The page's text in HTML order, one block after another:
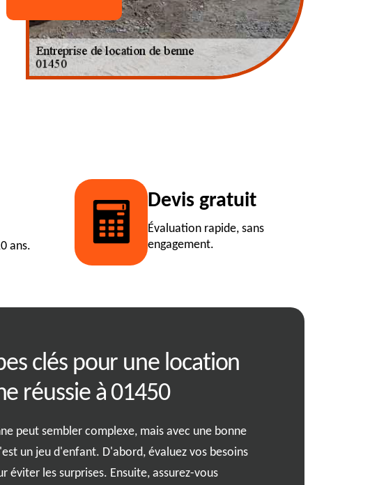
ans.
Devis gratuit
Évaluation rapide, sans
engagement.
clés pour une location
réussie à 01450
peut sembler complexe, mais avec une bonne
un jeu d'enfant. D'abord, évaluez vos besoins
éviter les surprises. Ensuite, assurez-vous